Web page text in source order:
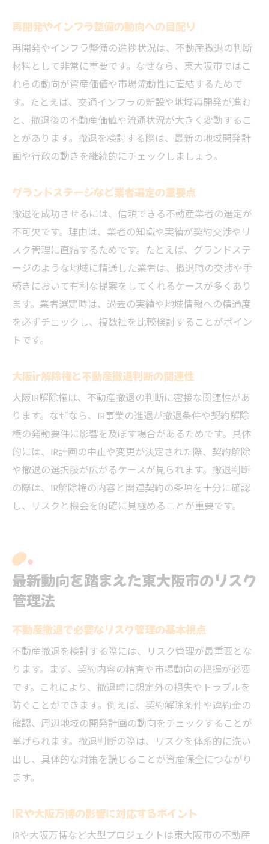
再開発やインフラ整備の動向への目配り
再開発やインフラ整備の進捗状況は、不動産撤退の判断
材料として非常に重要です。なぜなら、東大阪市ではこ
れらの動向が資産価値や市場流動性に直結するためで
す。たとえば、交通インフラの新設や地域再開発が進む
と、撤退後の不動産価値や流通状況が大きく変動するこ
とがあります。撤退を検討する際は、最新の地域開発計
画や行政の動きを継続的にチェックしましょう。
グランドステージなど業者選定の重要点
撤退を成功させるには、信頼できる不動産業者の選定が
不可欠です。理由は、業者の知識や実績が契約交渉やリ
スク管理に直結するためです。たとえば、グランドステ
ージのような地域に精通した業者は、撤退時の交渉や手
続きにおいて有利な提案をしてくれるケースが多くあり
ます。業者選定時は、過去の実績や地域情報への精通度
を必ずチェックし、複数社を比較検討することがポイン
トです。
大阪ir解除権と不動産撤退判断の関連性
大阪IR解除権は、不動産撤退の判断に密接な関連性があ
ります。なぜなら、IR事業の進退が撤退条件や契約解除
権の発動要件に影響を及ぼす場合があるためです。具体
的には、IR計画の中止や変更が決定された際、契約解除
や撤退の選択肢が広がるケースが見られます。撤退判断
の際は、IR解除権の内容と関連契約の条項を十分に確認
し、リスクと機会を的確に見極めることが重要です。
最新動向を踏まえた東大阪市のリスク
管理法
不動産撤退で必要なリスク管理の基本視点
不動産撤退を検討する際には、リスク管理が最重要とな
ります。まず、契約内容の精査や市場動向の把握が必要
です。これにより、撤退時に想定外の損失やトラブルを
防ぐことができます。例えば、契約解除条件や違約金の
確認、周辺地域の開発計画の動向をチェックすることが
挙げられます。撤退判断の際は、リスクを体系的に洗い
出し、具体的な対策を講じることが資産保全につながり
ます。
IRや大阪万博の影響に対応するポイント
IRや大阪万博など大型プロジェクトは東大阪市の不動産